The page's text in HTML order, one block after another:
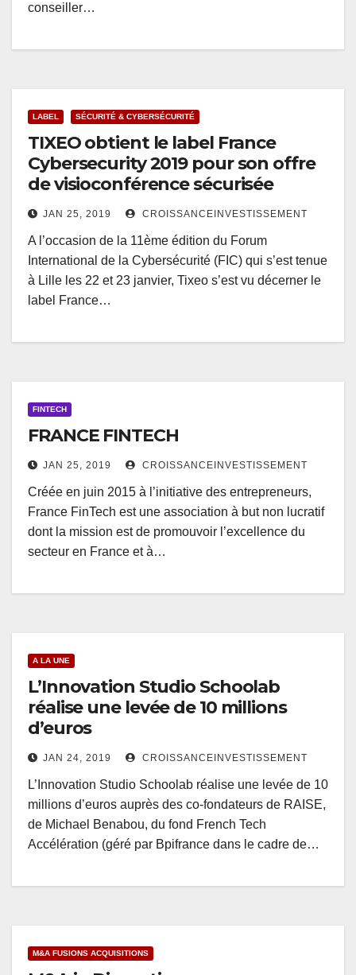
conseiller…
LABEL SÉCURITÉ & CYBERSÉCURITÉ
TIXEO obtient le label France
Cybersecurity 2019 pour son offre
de visioconférence sécurisée
JAN 25, 2019 CROISSANCEINVESTISSEMENT
A l’occasion de la 11ème édition du Forum
International de la Cybersécurité (FIC) qui s’est tenue
à Lille les 22 et 23 janvier, Tixeo s’est vu décerner le
label France…
FINTECH
FRANCE FINTECH
JAN 25, 2019 CROISSANCEINVESTISSEMENT
Créée en juin 2015 à l’initiative des entrepreneurs,
France FinTech est une association à but non lucratif
dont la mission est de promouvoir l’excellence du
secteur en France et à…
A LA UNE
L’Innovation Studio Schoolab
réalise une levée de 10 millions
d’euros
JAN 24, 2019 CROISSANCEINVESTISSEMENT
L’Innovation Studio Schoolab réalise une levée de 10
millions d’euros auprès des co-fondateurs de RAISE,
de Michael Benabou, du fond French Tech
Accélération (géré par Bpifrance dans le cadre de…
M&A FUSIONS ACQUISITIONS